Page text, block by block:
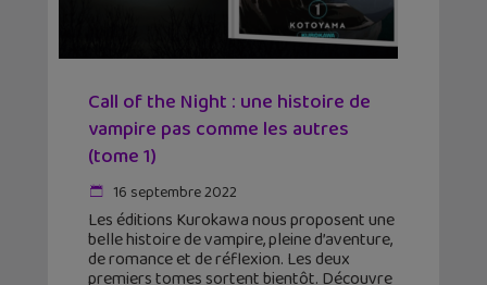
Call of the Night : une histoire de
vampire pas comme les autres
(tome 1)
16 septembre 2022
Les éditions Kurokawa nous proposent une
belle histoire de vampire, pleine d’aventure,
de romance et de réflexion. Les deux
premiers tomes sortent bientôt. Découvre